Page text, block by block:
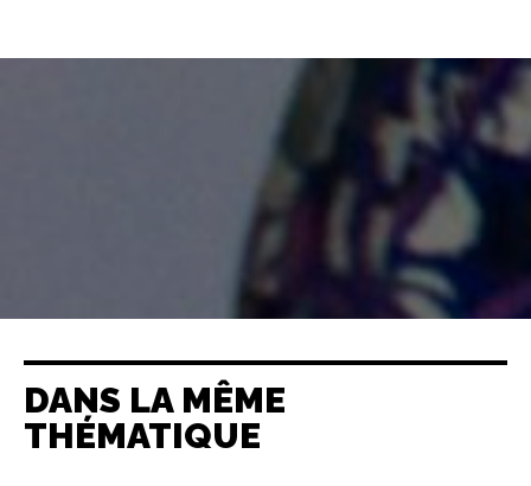
DANS LA MÊME
THÉMATIQUE